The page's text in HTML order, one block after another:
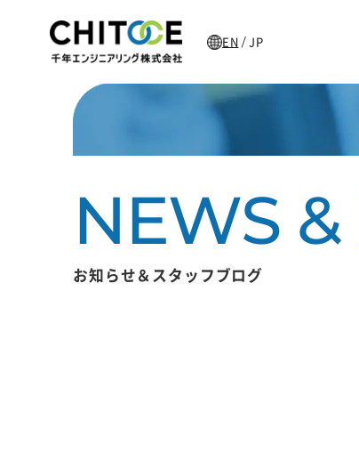
EN / JP
お知らせ＆スタッフブログ